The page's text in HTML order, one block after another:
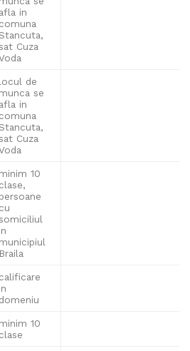
afla in
comuna
Cuza
locul de
munca se
afla in
comuna
Cuza
minim 10
clase,
persoane
cu
in
municipiul
Braila
calificare
in
domeniu
minim 10
clase